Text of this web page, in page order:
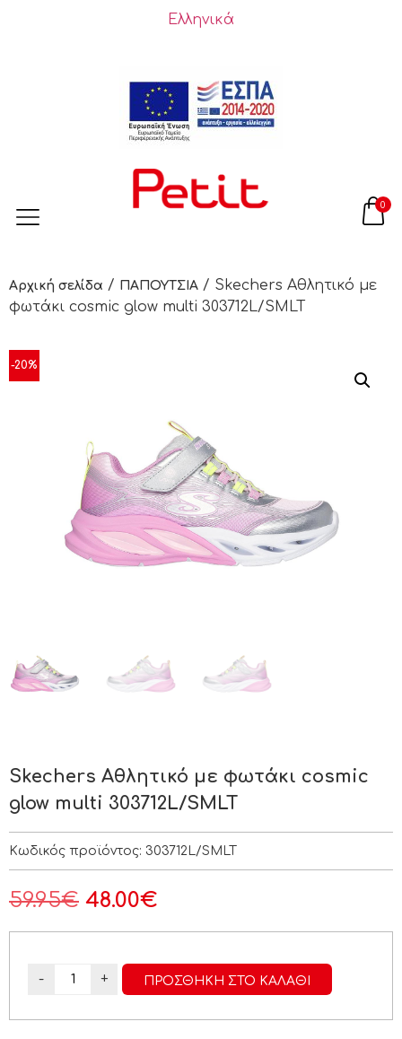
Ελληνικά
0
Αρχική σελίδα / ΠΑΠΟΥΤΣΙΑ / Skechers Αθλητικό με
φωτάκι cosmic glow multi 303712L/SMLT
-20%
Skechers Αθλητικό με φωτάκι cosmic
glow multi 303712L/SMLT
Κωδικός προϊόντος: 303712L/SMLT
59.95€ 48.00€
- + ΠΡΟΣΘΉΚΗ ΣΤΟ ΚΑΛΆΘΙ